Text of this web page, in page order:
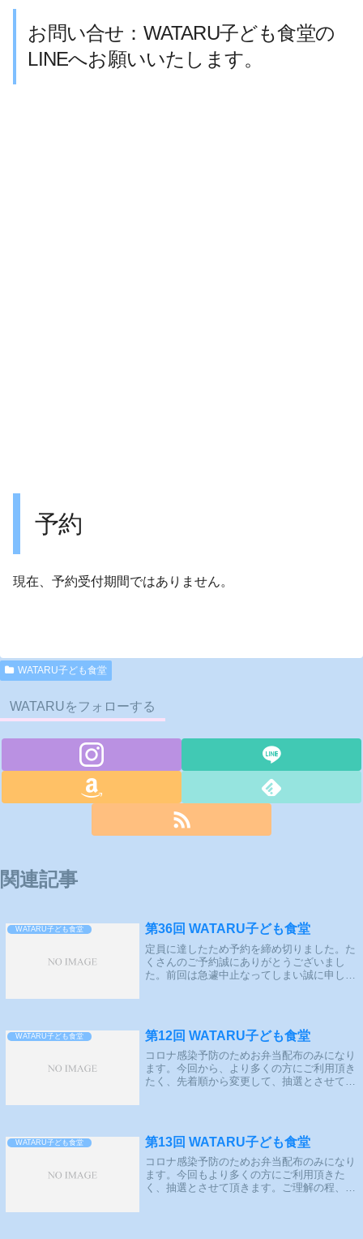
お問い合せ：WATARU子ども食堂の
LINEへお願いいたします。
予約
現在、予約受付期間ではありません。
WATARU子ども食堂
WATARUをフォローする
関連記事
WATARU子ども食堂 第36回 WATARU子ども食堂
定員に達したため予約を締め切りました。た
くさんのご予約誠にありがとうございまし
た。前回は急遽中止なってしまい誠に申し訳
ご...
WATARU子ども食堂 第12回 WATARU子ども食堂
コロナ感染予防のためお弁当配布のみになり
ます。今回から、より多くの方にご利用頂き
たく、先着順から変更して、抽選とさせて頂
WATARU子ども食堂 第13回 WATARU子ども食堂
コロナ感染予防のためお弁当配布のみになり
ます。今回もより多くの方にご利用頂きた
く、抽選とさせて頂きます。ご理解の程、よ